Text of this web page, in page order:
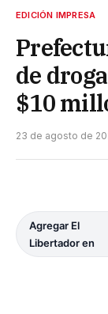
EDICIÓN IMPRESA
de
$10
23 de agosto de
Agregar El
Libertador en